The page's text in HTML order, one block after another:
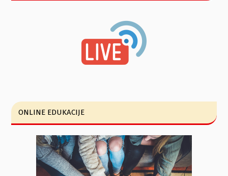
ONLINE EDUKACIJE